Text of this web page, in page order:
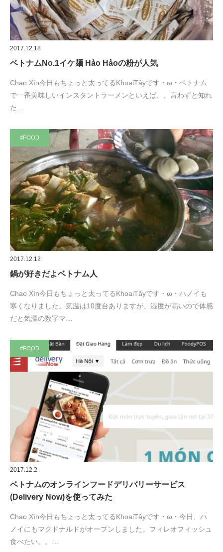
2017.12.18
ベトナムNo.1イケ麺 Hảo Hảoの粉が人気
Chao Xìn今日もちょっと太ってるKhoaiTâyです・ω・ベトナム
で一番美味しいインスタントラーメンといえば。。言わずと知れ
た…
#FOOD
2017.12.12
鍋が好きだよベトナム人
Chao Xìn今日もちょっと太ってるKhoaiTâyです・ω・ハノイも
寒くなりました。気温は10度台ありますが、湿度が高いので体感
だと気温の数字マ…
#FOOD
2017.12.2
ベトナムのオンラインフードデリバリーサービス
(Delivery Now)を使ってみた
Chao Xìn今日もちょっと太ってるKhoaiTâyです・ω・今日、ハ
ノイにもマクドナルドがオープンしました。フィレオフィッシュ
食べたい。。…